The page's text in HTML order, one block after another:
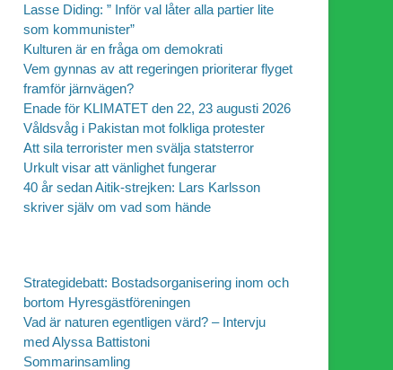
Lasse Diding: ” Inför val låter alla partier lite
som kommunister”
Kulturen är en fråga om demokrati
Vem gynnas av att regeringen prioriterar flyget
framför järnvägen?
Enade för KLIMATET den 22, 23 augusti 2026
Våldsvåg i Pakistan mot folkliga protester
Att sila terrorister men svälja statsterror
Urkult visar att vänlighet fungerar
40 år sedan Aitik-strejken: Lars Karlsson
skriver själv om vad som hände
Strategidebatt: Bostadsorganisering inom och
bortom Hyresgästföreningen
Vad är naturen egentligen värd? – Intervju
med Alyssa Battistoni
Sommarinsamling